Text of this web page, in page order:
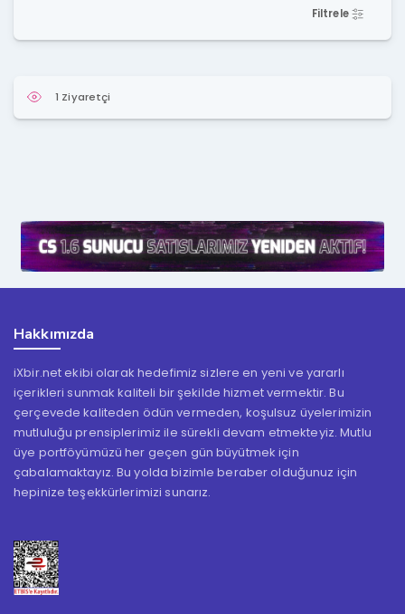
Filtrele
1 Ziyaretçi
Hakkımızda
iXbir.net ekibi olarak hedefimiz sizlere en yeni ve yararlı
içerikleri sunmak kaliteli bir şekilde hizmet vermektir. Bu
çerçevede kaliteden ödün vermeden, koşulsuz üyelerimizin
mutluluğu prensiplerimiz ile sürekli devam etmekteyiz. Mutlu
üye portföyümüzü her geçen gün büyütmek için
çabalamaktayız. Bu yolda bizimle beraber olduğunuz için
hepinize teşekkürlerimizi sunarız.